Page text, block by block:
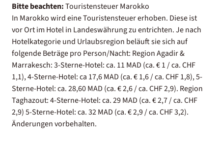
Bitte beachten:Touristensteuer Marokko
In Marokko wird eine Touristensteuer erhoben. Diese ist
vor Ort im Hotel in Landeswährung zu entrichten. Je nach
Hotelkategorie und Urlaubsregion beläuft sie sich auf
folgende Beträge pro Person/Nacht: Region Agadir &
Marrakesch: 3-Sterne-Hotel: ca. 11 MAD (ca. € 1 / ca. CHF
1,1), 4-Sterne-Hotel: ca 17,6 MAD (ca. € 1,6 / ca. CHF 1,8), 5-
Sterne-Hotel: ca. 28,60 MAD (ca. € 2,6 / ca. CHF 2,9). Region
Taghazout: 4-Sterne-Hotel: ca. 29 MAD (ca. € 2,7 / ca. CHF
2,9) 5-Sterne-Hotel: ca. 32 MAD (ca. € 2,9 / ca. CHF 3,2).
Änderungen vorbehalten.